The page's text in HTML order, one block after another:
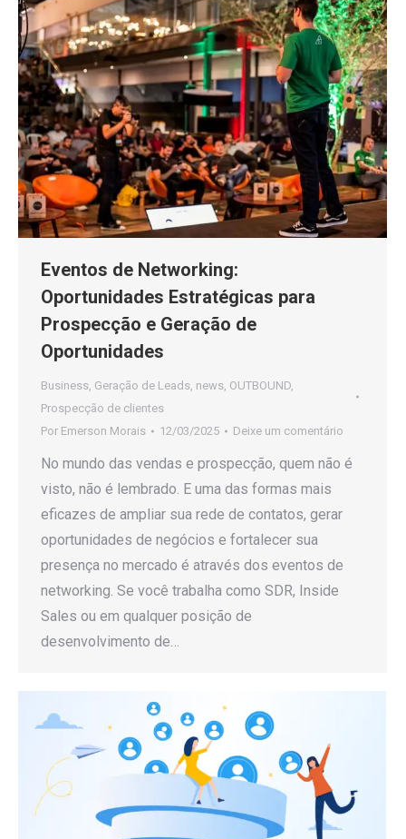
Eventos de Networking:
Oportunidades Estratégicas para
Prospecção e Geração de
Oportunidades
Business, Geração de Leads, news, OUTBOUND,
Prospecção de clientes
Por Emerson Morais 12/03/2025 Deixe um comentário
No mundo das vendas e prospecção, quem não é
visto, não é lembrado. E uma das formas mais
eficazes de ampliar sua rede de contatos, gerar
oportunidades de negócios e fortalecer sua
presença no mercado é através dos eventos de
networking. Se você trabalha como SDR, Inside
Sales ou em qualquer posição de
desenvolvimento de…